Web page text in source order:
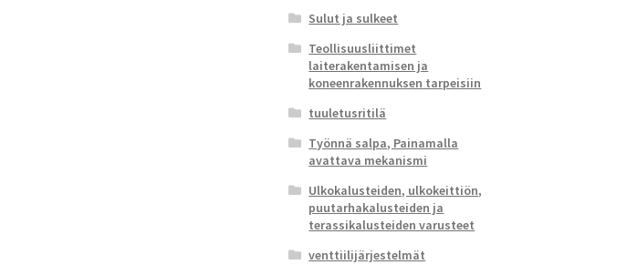
Sulut ja sulkeet
Teollisuusliittimet
laiterakentamisen ja
koneenrakennuksen tarpeisiin
tuuletusritilä
Työnnä salpa, Painamalla
avattava mekanismi
Ulkokalusteiden, ulkokeittiön,
puutarhakalusteiden ja
terassikalusteiden varusteet
venttiilijärjestelmät